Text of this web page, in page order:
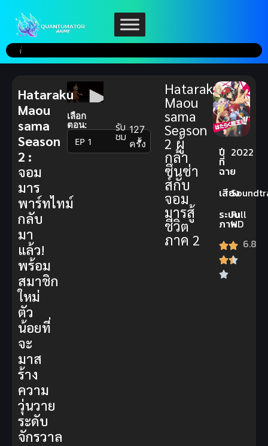
เลือก
ตอน:
▼
รับ
ชม 127
ครั้ง
Hataraku
Maou
sama
Season
2 ผู้
กล้า
ซึนซ่า
ส์กับ
จอม
มารสู้
ชีวิต
ภาค 2
ปี
ที่
ฉาย
2022
เสียง
ระบบ
ภาพ
Full
HD
6.8
Hataraku
Maou
sama
Season
2 :
จอม
มาร
พาร์ทไทม์
กลับ
มา
แล้ว!
พร้อม
สมาชิก
ใหม่
ตัว
น้อยที่
จะ
มาส
ร้าง
ความ
วุ่นวาย
ระดับ
จักรวาล